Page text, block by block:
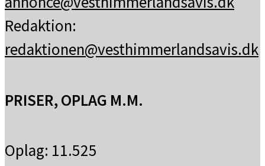
Redaktion:
redaktionen@vesthimmerlandsavis.dk
PRISER, OPLAG M.M.
Oplag: 11.525